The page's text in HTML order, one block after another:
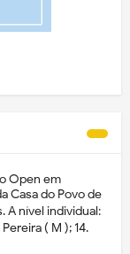
Open em
Casa do Povo de
A nível individual:
( M ); 14.